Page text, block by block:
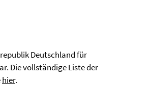
Deutschland für
Die vollständige Liste der
hier.